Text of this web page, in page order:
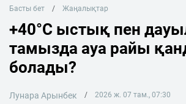
Басты бет Жаңалықтар
+40°C ыстық пен
тамызда ауа райы
болады?
Лунара Арынбек 2026 ж. 07 там., 07:30